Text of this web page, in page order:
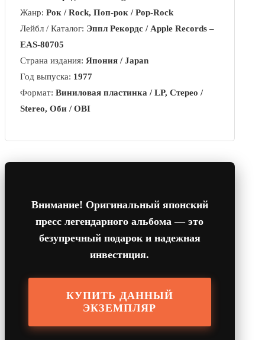
Жанр: Рок / Rock, Поп-рок / Pop-Rock
Лейбл / Каталог: Эппл Рекордс / Apple Records –
EAS-80705
Страна издания: Япония / Japan
Год выпуска: 1977
Формат: Виниловая пластинка / LP, Стерео /
Stereo, Оби / OBI
Внимание! Оригинальный японский
пресс легендарного альбома — это
безупречный подарок и надежная
инвестиция.
КУПИТЬ ДАННЫЙ
ЭКЗЕМПЛЯР